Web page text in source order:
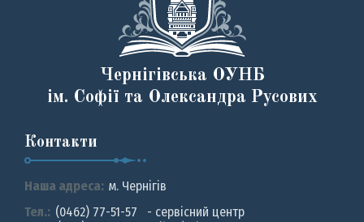
Чернігівська ОУНБ
ім. Софії та Олександра Русових
Контакти
Наша адреса: м. Чернiгiв
Тел.: (0462) 77-51-57 - сервісний центр